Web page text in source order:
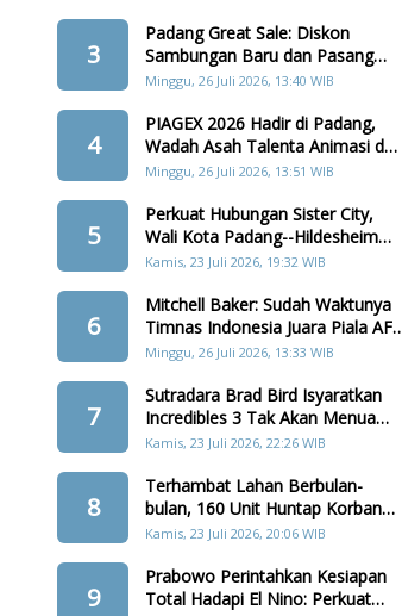
3
Padang Great Sale: Diskon
Sambungan Baru dan Pasang
Kembali Terbatas 357 Orang
Minggu, 26 Juli 2026, 13:40 WIB
4
PIAGEX 2026 Hadir di Padang,
Wadah Asah Talenta Animasi dan
Teknologi Digital
Minggu, 26 Juli 2026, 13:51 WIB
5
Perkuat Hubungan Sister City,
Wali Kota Padang--Hildesheim
Akan Tanam Pohon di Batang
Kamis, 23 Juli 2026, 19:32 WIB
6
Mitchell Baker: Sudah Waktunya
Timnas Indonesia Juara Piala AFF
2026
Minggu, 26 Juli 2026, 13:33 WIB
7
Sutradara Brad Bird Isyaratkan
Incredibles 3 Tak Akan Menua
Karakter Keluarga Parr
Kamis, 23 Juli 2026, 22:26 WIB
8
Terhambat Lahan Berbulan-
bulan, 160 Unit Huntap Korban
Bencana Agam Kini Menjelang
Kamis, 23 Juli 2026, 20:06 WIB
9
Prabowo Perintahkan Kesiapan
Total Hadapi El Nino: Perkuat